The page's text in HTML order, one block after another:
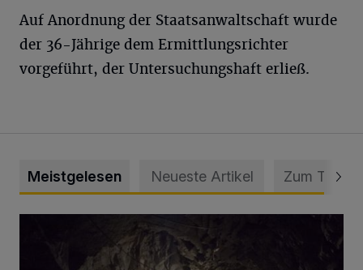
Auf Anordnung der Staatsanwaltschaft wurde
der 36-Jährige dem Ermittlungsrichter
vorgeführt, der Untersuchungshaft erließ.
Meistgelesen Neueste Artikel Zum Thema